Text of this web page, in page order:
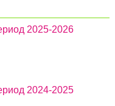
2025-2026
2024-2025